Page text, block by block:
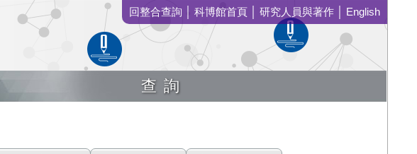
回整合查詢 科博館首頁 研究人員與著作 English
查詢